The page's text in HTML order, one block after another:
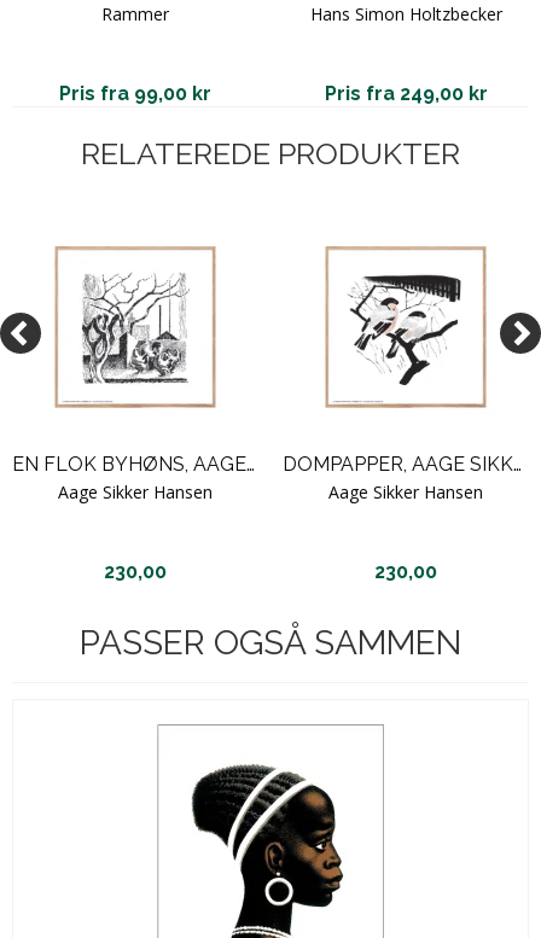
Rammer
Pris fra 99,00 kr
Hans Simon Holtzbecker
Pris fra 249,00 kr
RELATEREDE PRODUKTER
EN FLOK BYHØNS, AAGE SIKKER HANSEN
Aage Sikker Hansen
230,00
DOMPAPPER, AAGE SIKKER HANSEN
Aage Sikker Hansen
230,00
PASSER OGSÅ SAMMEN